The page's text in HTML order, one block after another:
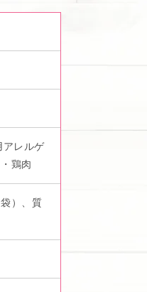
アレルゲ
鶏肉
）、質